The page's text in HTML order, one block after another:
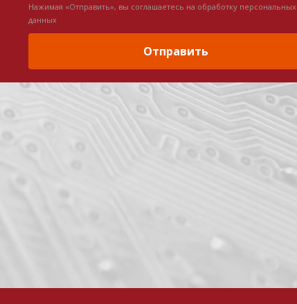
Нажимая «Отправить», вы соглашаетесь на обработку персональных
данных
Отправить